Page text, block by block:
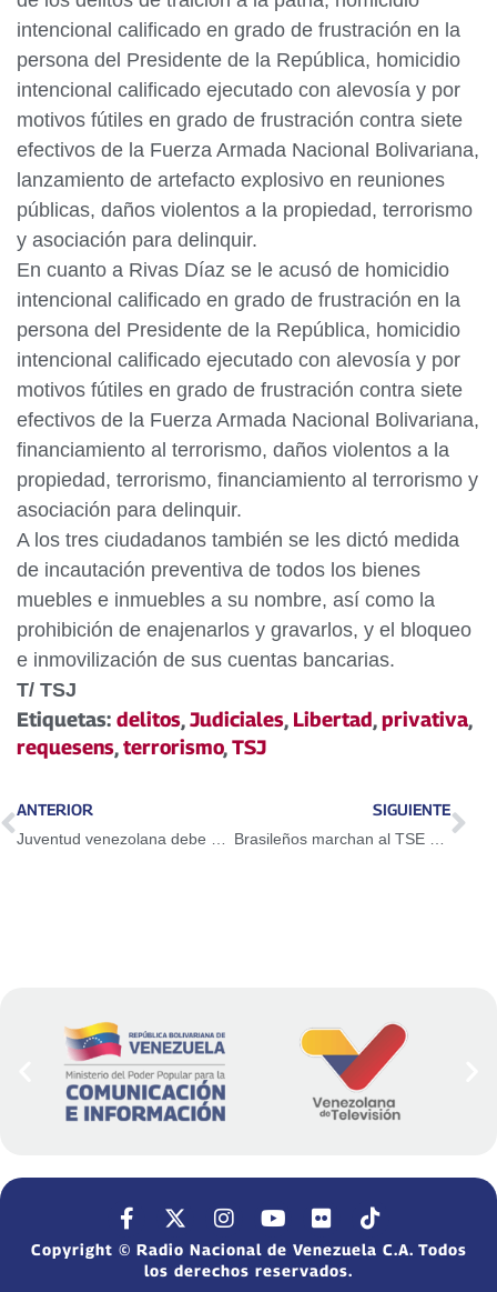
intencional calificado en grado de frustración en la
persona del Presidente de la República, homicidio
intencional calificado ejecutado con alevosía y por
motivos fútiles en grado de frustración contra siete
efectivos de la Fuerza Armada Nacional Bolivariana,
lanzamiento de artefacto explosivo en reuniones
públicas, daños violentos a la propiedad, terrorismo
y asociación para delinquir.
En cuanto a Rivas Díaz se le acusó de homicidio
intencional calificado en grado de frustración en la
persona del Presidente de la República, homicidio
intencional calificado ejecutado con alevosía y por
motivos fútiles en grado de frustración contra siete
efectivos de la Fuerza Armada Nacional Bolivariana,
financiamiento al terrorismo, daños violentos a la
propiedad, terrorismo, financiamiento al terrorismo y
asociación para delinquir.
A los tres ciudadanos también se les dictó medida
de incautación preventiva de todos los bienes
muebles e inmuebles a su nombre, así como la
prohibición de enajenarlos y gravarlos, y el bloqueo
e inmovilización de sus cuentas bancarias.
T/ TSJ
Etiquetas: delitos,Judiciales, Libertad,privativa,
requesens,terrorismo,TSJ
ANTERIOR SIGUIENTE
Copyright © Radio Nacional de Venezuela C.A. Todos
los derechos reservados.